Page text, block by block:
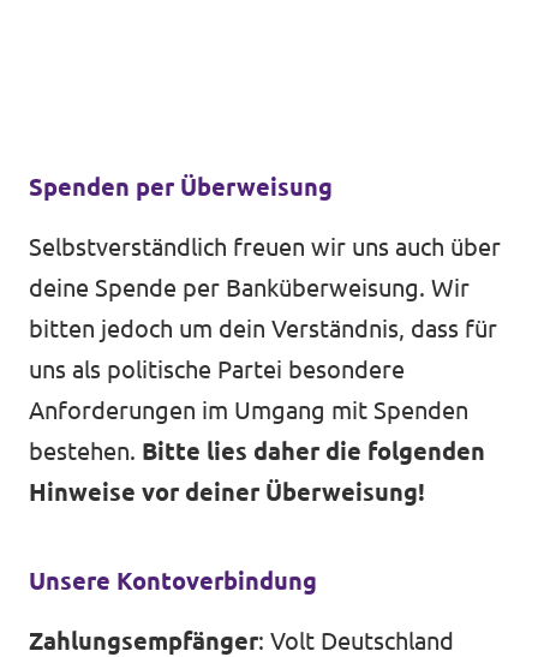
Spenden per Überweisung
Selbstverständlich freuen wir uns auch über
deine Spende per Banküberweisung. Wir
bitten jedoch um dein Verständnis, dass für
uns als politische Partei besondere
Anforderungen im Umgang mit Spenden
bestehen. Bitte lies daher die folgenden
Hinweise vor deiner Überweisung!
Unsere Kontoverbindung
Zahlungsempfänger: Volt Deutschland